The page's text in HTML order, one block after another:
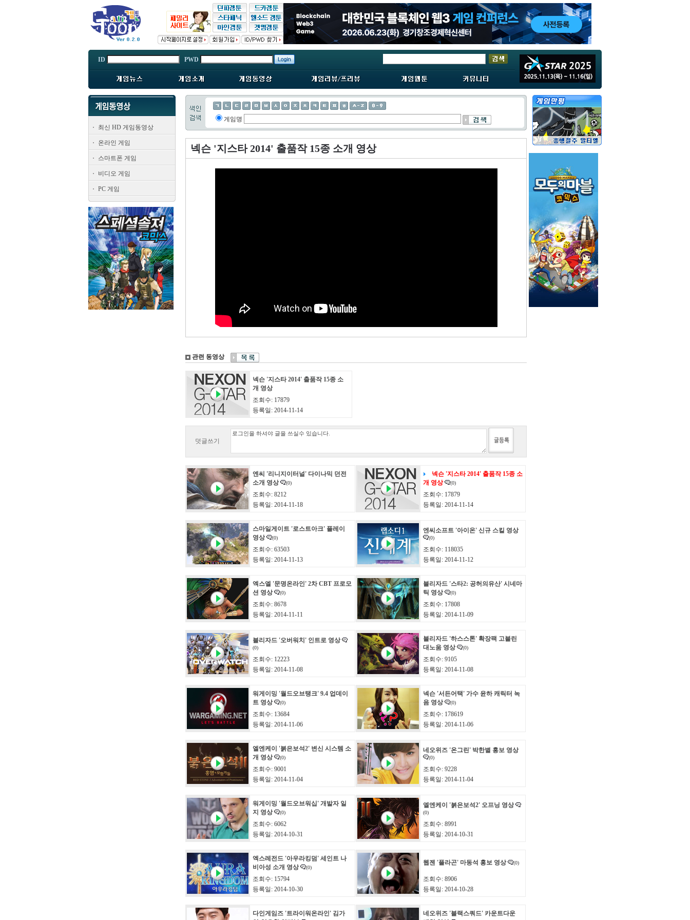
ID PWD
최신 HD 게임동영상
온라인 게임
스마트폰 게임
비디오 게임
PC 게임
게임명
넥슨 '지스타 2014' 출품작 15종 소개 영상
관련 동영상
넥슨 '지스타 2014' 출품작 15종 소
개 영상
조회수: 17879
등록일: 2014-11-14
덧글쓰기
엔씨 '리니지이터널' 다이나믹 던전
소개 영상
(0)
조회수: 8212
등록일: 2014-11-18
넥슨 '지스타 2014' 출품작 15종 소
개 영상
(0)
조회수: 17879
등록일: 2014-11-14
스마일게이트 '로스트아크' 플레이
영상
(0)
조회수: 63503
등록일: 2014-11-13
엔씨소프트 '아이온' 신규 스킬 영상
(0)
조회수: 118035
등록일: 2014-11-12
엑스엘 '문명온라인' 2차 CBT 프로모
션 영상
(0)
조회수: 8678
등록일: 2014-11-11
블리자드 '스타2: 공허의유산' 시네마
틱 영상
(0)
조회수: 17808
등록일: 2014-11-09
블리자드 '오버워치' 인트로 영상
(0)
조회수: 12223
등록일: 2014-11-08
블리자드 '하스스톤' 확장팩 고블린
대노움 영상
(0)
조회수: 9105
등록일: 2014-11-08
워게이밍 '월드오브탱크' 9.4 업데이
트 영상
(0)
조회수: 13684
등록일: 2014-11-06
넥슨 '서든어택' 가수 윤하 캐릭터 녹
음 영상
(0)
조회수: 178619
등록일: 2014-11-06
엘엔케이 '붉은보석2' 변신 시스템 소
개 영상
(0)
조회수: 9001
등록일: 2014-11-04
네오위즈 '온그린' 박한별 홍보 영상
(0)
조회수: 9228
등록일: 2014-11-04
워게이밍 '월드오브워십' 개발자 일
지 영상
(0)
조회수: 6062
등록일: 2014-10-31
엘엔케이 '붉은보석2' 오프닝 영상
(0)
조회수: 8991
등록일: 2014-10-31
엑스레전드 '아우라킹덤' 세인트 나
비아성 소개 영상
(0)
조회수: 15794
등록일: 2014-10-30
웹젠 '플라곤' 마동석 홍보 영상 (0)
조회수: 8906
등록일: 2014-10-28
다인게임즈 '트라이워온라인' 김가
네오위즈 '블랙스쿼드' 카운트다운